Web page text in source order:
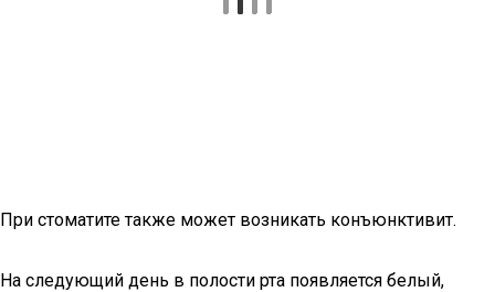
При стоматите также может возникать конъюнктивит.
На следующий день в полости рта появляется белый,